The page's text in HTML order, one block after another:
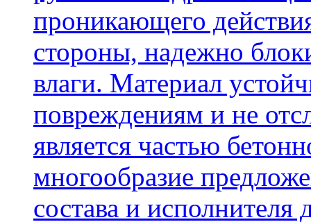
проникающего
стороны, надежно
влаги. Материал
повреждениям и не
является частью
многообразие
состава и